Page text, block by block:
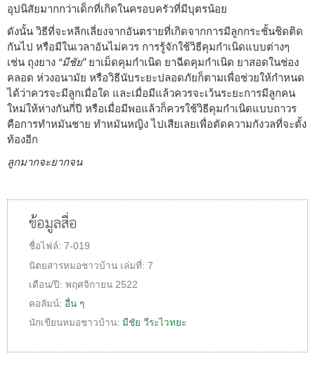
อุปนิสัยมากกว่าเด็กที่เกิดในครอบครัวที่มีบุตรน้อย
ดังนั้น วิธีที่จะหลีกเลี่ยงจากอันตรายที่เกิดจากการมีลูกกระชั้นชิดติด
กันไป หรือมีในเวลาอันไม่ควร การรู้จักใช้วิธีคุมกำเนิดแบบต่างๆ
เช่น ถุงยาง “มีชัย”ยาเม็ดคุมกำเนิด ยาฉีดคุมกำเนิด ยาสอดในช่อง
คลอด ห่วงอนามัย หรือวิธีนับระยะปลอดภัยก็ตามเพื่อช่วยให้กำหนด
ได้ว่าควรจะมีลูกเมื่อใด และเมื่อมีแล้วควรจะเว้นระยะการมีลูกคน
ใหม่ให้ห่างกันกี่ปี หรือเมื่อมีพอแล้วก็ควรใช้วิธีคุมกำเนิดแบบถาวร
คือการทำหมันชาย ทำหมันหญิง ไปเสียเลยเพื่อตัดความกังวลที่จะตั้ง
ท้องอีก
ลูกมากจะยากจน
ข้อมูลสื่อ
ชื่อไฟล์: 7-019
นิตยสารหมอชาวบ้าน เล่มที่: 7
เดือน/ปี: พฤศจิกายน 2522
คอลัมน์: อื่น ๆ
นักเขียนหมอชาวบ้าน: มีชัย วีระไวทยะ